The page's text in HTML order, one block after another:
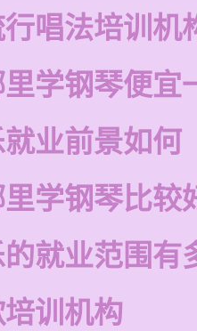
唱法培训机
学钢琴便宜
业前景如何
学钢琴比较
就业范围有
训机构